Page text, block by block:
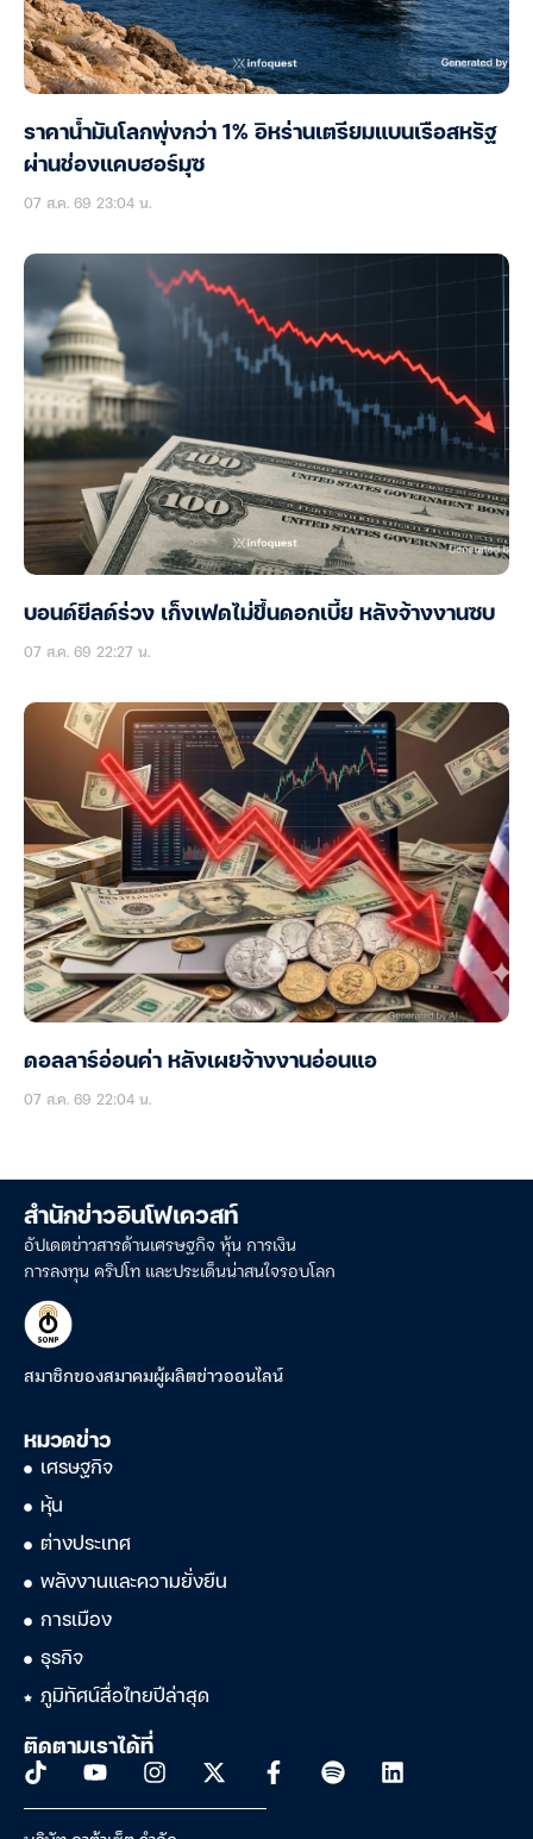
ราคาน้ำมันโลกพุ่งกว่า 1% อิหร่านเตรียมแบนเรือสหรัฐ
ผ่านช่องแคบฮอร์มุซ
07 ส.ค. 69 23:04 น.
บอนด์ยีลด์ร่วง เก็งเฟดไม่ขึ้นดอกเบี้ย หลังจ้างงานซบ
07 ส.ค. 69 22:27 น.
ดอลลาร์อ่อนค่า หลังเผยจ้างงานอ่อนแอ
07 ส.ค. 69 22:04 น.
สำนักข่าวอินโฟเควสท์
อัปเดตข่าวสารด้านเศรษฐกิจ หุ้น การเงิน
การลงทุน คริปโท และประเด็นน่าสนใจรอบโลก
สมาชิกของสมาคมผู้ผลิตข่าวออนไลน์
หมวดข่าว
เศรษฐกิจ
หุ้น
ต่างประเทศ
พลังงานและความยั่งยืน
การเมือง
ธุรกิจ
ภูมิทัศน์สื่อไทยปีล่าสุด
ติดตามเราได้ที่